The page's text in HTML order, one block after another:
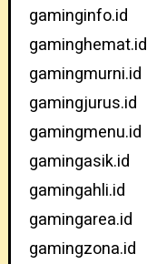
gaminginfo.id
gaminghemat.id
gamingmurni.id
gamingjurus.id
gamingmenu.id
gamingasik.id
gamingahli.id
gamingarea.id
gamingzona.id